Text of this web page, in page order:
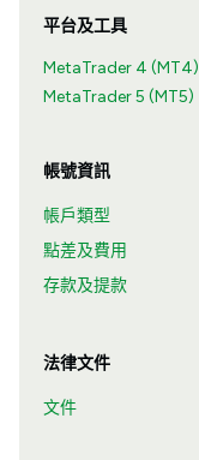
平台及工具
MetaTrader 4 (MT4)
MetaTrader 5 (MT5)
帳號資訊
帳戶類型
點差及費用
存款及提款
法律文件
文件